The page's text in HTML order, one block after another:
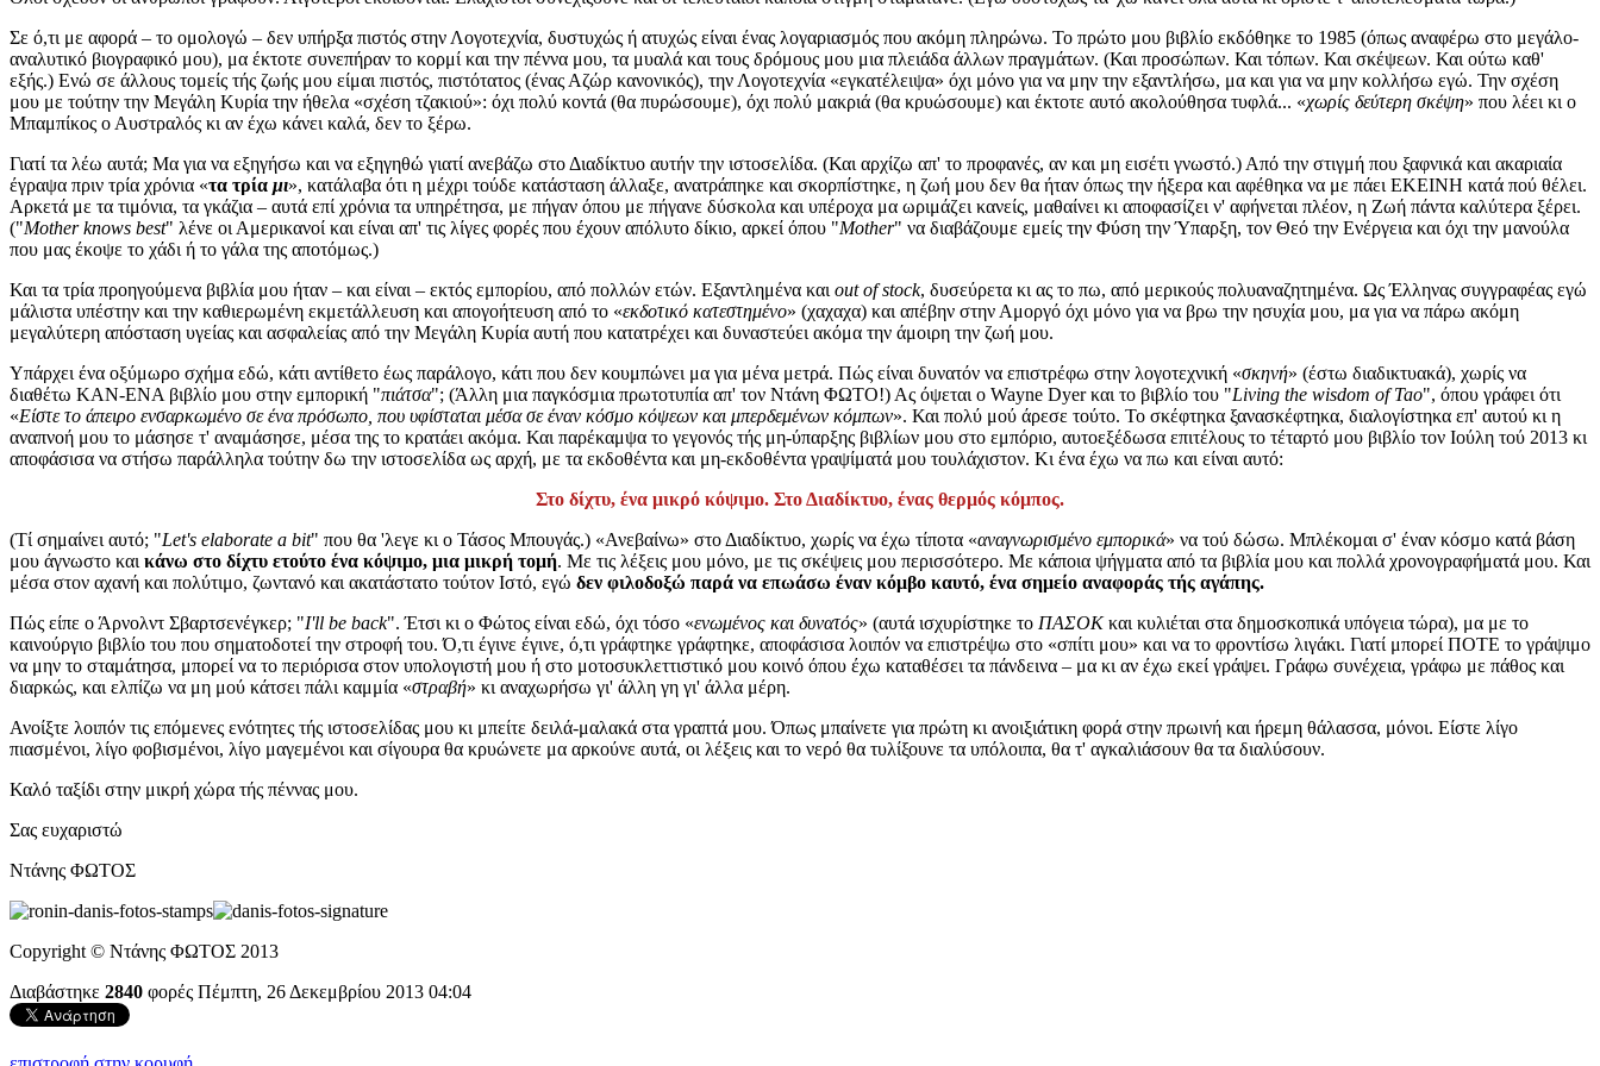
Σε ό,τι με αφορά – το ομολογώ – δεν υπήρξα πιστός στην Λογοτεχνία, δυστυχώς ή ατυχώς είναι ένας λογαριασμός που ακόμη πληρώνω. Το πρώτο μου βιβλίο εκδόθηκε το 1985 (όπως αναφέρω στο μεγάλο-
αναλυτικό βιογραφικό μου), μα έκτοτε συνεπήραν το κορμί και την πέννα μου, τα μυαλά και τους δρόμους μου μια πλειάδα άλλων πραγμάτων. (Και προσώπων. Και τόπων. Και σκέψεων. Και ούτω καθ'
εξής.) Ενώ σε άλλους τομείς τής ζωής μου είμαι πιστός, πιστότατος (ένας Αζώρ κανονικός), την Λογοτεχνία «εγκατέλειψα» όχι μόνο για να μην την εξαντλήσω, μα και για να μην κολλήσω εγώ. Την σχέση
μου με τούτην την Μεγάλη Κυρία την ήθελα «σχέση τζακιού»: όχι πολύ κοντά (θα πυρώσουμε), όχι πολύ μακριά (θα κρυώσουμε) και έκτοτε αυτό ακολούθησα τυφλά... «χωρίς δεύτερη σκέψη» που λέει κι ο
Μπαμπίκος ο Αυστραλός κι αν έχω κάνει καλά, δεν το ξέρω.
Γιατί τα λέω αυτά; Μα για να εξηγήσω και να εξηγηθώ γιατί ανεβάζω στο Διαδίκτυο αυτήν την ιστοσελίδα. (Και αρχίζω απ' το προφανές, αν και μη εισέτι γνωστό.) Από την στιγμή που ξαφνικά και ακαριαία
έγραψα πριν τρία χρόνια «τα τρία μι», κατάλαβα ότι η μέχρι τούδε κατάσταση άλλαξε, ανατράπηκε και σκορπίστηκε, η ζωή μου δεν θα ήταν όπως την ήξερα και αφέθηκα να με πάει ΕΚΕΙΝΗ κατά πού θέλει.
Αρκετά με τα τιμόνια, τα γκάζια – αυτά επί χρόνια τα υπηρέτησα, με πήγαν όπου με πήγανε δύσκολα και υπέροχα μα ωριμάζει κανείς, μαθαίνει κι αποφασίζει ν' αφήνεται πλέον, η Ζωή πάντα καλύτερα ξέρει.
("Mother knows best" λένε οι Αμερικανοί και είναι απ' τις λίγες φορές που έχουν απόλυτο δίκιο, αρκεί όπου "Mother" να διαβάζουμε εμείς την Φύση την Ύπαρξη, τον Θεό την Ενέργεια και όχι την μανούλα
που μας έκοψε το χάδι ή το γάλα της αποτόμως.)
Και τα τρία προηγούμενα βιβλία μου ήταν – και είναι – εκτός εμπορίου, από πολλών ετών. Εξαντλημένα και out of stock, δυσεύρετα κι ας το πω, από μερικούς πολυαναζητημένα. Ως Έλληνας συγγραφέας εγώ
μάλιστα υπέστην και την καθιερωμένη εκμετάλλευση και απογοήτευση από το «εκδοτικό κατεστημένο» (χαχαχα) και απέβην στην Αμοργό όχι μόνο για να βρω την ησυχία μου, μα για να πάρω ακόμη
μεγαλύτερη απόσταση υγείας και ασφαλείας από την Μεγάλη Κυρία αυτή που κατατρέχει και δυναστεύει ακόμα την άμοιρη την ζωή μου.
Υπάρχει ένα οξύμωρο σχήμα εδώ, κάτι αντίθετο έως παράλογο, κάτι που δεν κουμπώνει μα για μένα μετρά. Πώς είναι δυνατόν να επιστρέφω στην λογοτεχνική «σκηνή» (έστω διαδικτυακά), χωρίς να
διαθέτω ΚΑΝ-ΕΝΑ βιβλίο μου στην εμπορική "πιάτσα"; (Άλλη μια παγκόσμια πρωτοτυπία απ' τον Ντάνη ΦΩΤΟ!) Ας όψεται ο Wayne Dyer και το βιβλίο του "Living the wisdom of Tao", όπου γράφει ότι
«Είστε το άπειρο ενσαρκωμένο σε ένα πρόσωπο, που υφίσταται μέσα σε έναν κόσμο κόψεων και μπερδεμένων κόμπων». Και πολύ μού άρεσε τούτο. Το σκέφτηκα ξανασκέφτηκα, διαλογίστηκα επ' αυτού κι η
αναπνοή μου το μάσησε τ' αναμάσησε, μέσα της το κρατάει ακόμα. Και παρέκαμψα το γεγονός τής μη-ύπαρξης βιβλίων μου στο εμπόριο, αυτοεξέδωσα επιτέλους το τέταρτό μου βιβλίο τον Ιούλη τού 2013 κι
αποφάσισα να στήσω παράλληλα τούτην δω την ιστοσελίδα ως αρχή, με τα εκδοθέντα και μη-εκδοθέντα γραψίματά μου τουλάχιστον. Κι ένα έχω να πω και είναι αυτό:
Στο δίχτυ, ένα μικρό κόψιμο. Στο Διαδίκτυο, ένας θερμός κόμπος.
(Τί σημαίνει αυτό; "Let's elaborate a bit" που θα 'λεγε κι ο Τάσος Μπουγάς.) «Ανεβαίνω» στο Διαδίκτυο, χωρίς να έχω τίποτα «αναγνωρισμένο εμπορικά» να τού δώσω. Μπλέκομαι σ' έναν κόσμο κατά βάση
μου άγνωστο και κάνω στο δίχτυ ετούτο ένα κόψιμο, μια μικρή τομή. Με τις λέξεις μου μόνο, με τις σκέψεις μου περισσότερο. Με κάποια ψήγματα από τα βιβλία μου και πολλά χρονογραφήματά μου. Και
μέσα στον αχανή και πολύτιμο, ζωντανό και ακατάστατο τούτον Ιστό, εγώ δεν φιλοδοξώ παρά να επωάσω έναν κόμβο καυτό, ένα σημείο αναφοράς τής αγάπης.
Πώς είπε ο Άρνολντ Σβαρτσενέγκερ; "I'll be back". Έτσι κι ο Φώτος είναι εδώ, όχι τόσο «ενωμένος και δυνατός» (αυτά ισχυρίστηκε το ΠΑΣΟΚκαι κυλιέται στα δημοσκοπικά υπόγεια τώρα), μα με το
καινούργιο βιβλίο του που σηματοδοτεί την στροφή του. Ό,τι έγινε έγινε, ό,τι γράφτηκε γράφτηκε, αποφάσισα λοιπόν να επιστρέψω στο «σπίτι μου» και να το φροντίσω λιγάκι. Γιατί μπορεί ΠΟΤΕ το γράψιμο
να μην το σταμάτησα, μπορεί να το περιόρισα στον υπολογιστή μου ή στο μοτοσυκλεττιστικό μου κοινό όπου έχω καταθέσει τα πάνδεινα – μα κι αν έχω εκεί γράψει. Γράφω συνέχεια, γράφω με πάθος και
διαρκώς, και ελπίζω να μη μού κάτσει πάλι καμμία «στραβή» κι αναχωρήσω γι' άλλη γη γι' άλλα μέρη.
Ανοίξτε λοιπόν τις επόμενες ενότητες τής ιστοσελίδας μου κι μπείτε δειλά-μαλακά στα γραπτά μου. Όπως μπαίνετε για πρώτη κι ανοιξιάτικη φορά στην πρωινή και ήρεμη θάλασσα, μόνοι. Είστε λίγο
πιασμένοι, λίγο φοβισμένοι, λίγο μαγεμένοι και σίγουρα θα κρυώνετε μα αρκούνε αυτά, οι λέξεις και το νερό θα τυλίξουνε τα υπόλοιπα, θα τ' αγκαλιάσουν θα τα διαλύσουν.
Καλό ταξίδι στην μικρή χώρα τής πέννας μου.
Σας ευχαριστώ
Ντάνης ΦΩΤΟΣ
Copyright © Ντάνης ΦΩΤΟΣ 2013
Διαβάστηκε 2840 φορές Πέμπτη, 26 Δεκεμβρίου 2013 04:04